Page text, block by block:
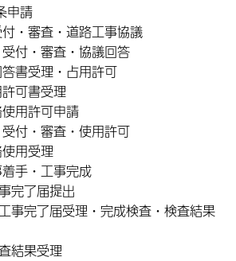
申請
・審査・道路工事協議
付・審査・協議回答
書受理・占用許可
可書受理
用許可申請
付・審査・使用許可
用受理
手・工事完成
完了届提出
事完了届受理・完成検査・検査結果
結果受理